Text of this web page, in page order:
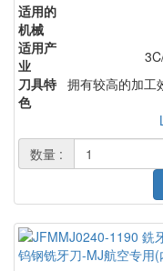
适用的
机械
适用产
业
刀具特
色
拥有较高的加工
数量 :
钨钢铣牙刀-MJ航空专用(